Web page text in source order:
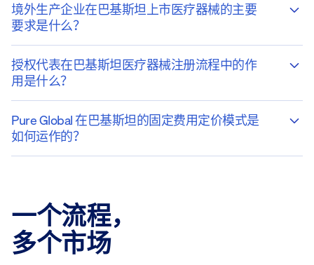
境外生产企业在巴基斯坦上市医疗器械的主要
要求是什么？
授权代表在巴基斯坦医疗器械注册流程中的作
用是什么？
Pure Global 在巴基斯坦的固定费用定价模式是
如何运作的？
一个流程，
多个市场